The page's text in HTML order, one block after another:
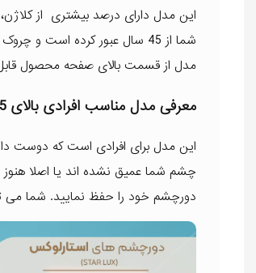
این مدل دارای درصد بیشتری از
شما از 45 سال عبور کرده
مدل از قسمت بالای صفحه محصول
معرفی مدل مناسب افرادی بالای 25 سال
این مدل برای افرادی است که دوست
چشم شما عمیق نشده اند یا اصلا
دورچشم خود را حفظ نمایید. شما می